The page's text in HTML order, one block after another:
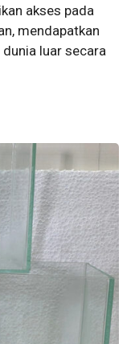
akses pada
mendapatkan
luar secara